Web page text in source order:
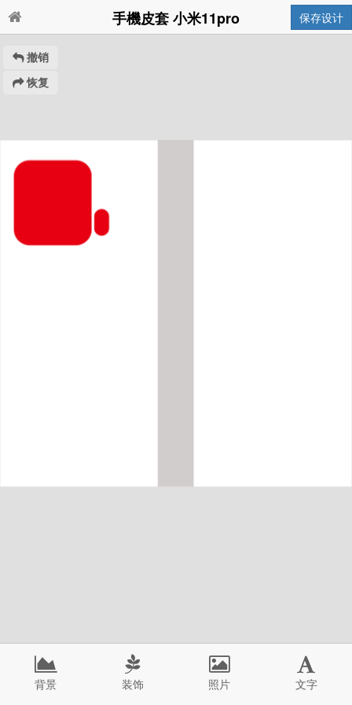
手機皮套 小米11pro 保存设计
撤销
恢复
背景 装饰 照片 文字